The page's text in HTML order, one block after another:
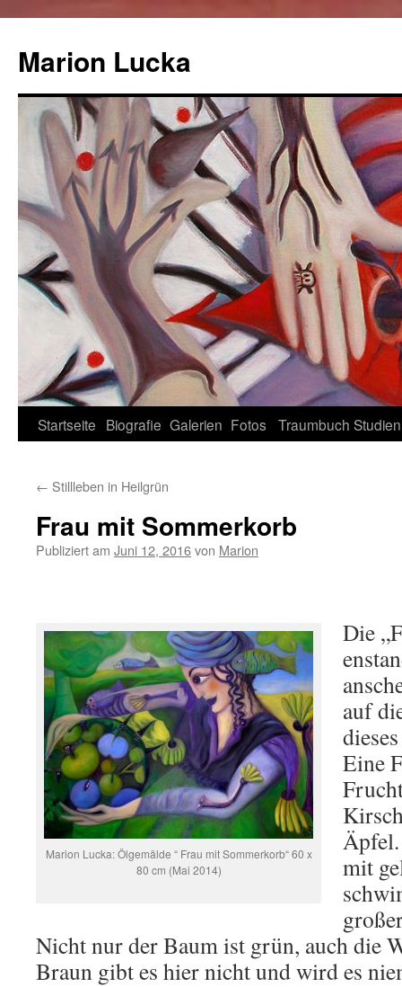
Marion Lucka
Zum
springen
Startseite Biografie Galerien Fotos Traumbuch Studien
← Stillleben in Heilgrün
Frau mit Sommerkorb
Publiziert am Juni 12, 2016von Marion
Marion Lucka: Ölgemälde “ Frau mit Sommerkorb“ 60 x
80 cm (Mai 2014)
Die
auf
Eine
mit
Nicht nur der Baum ist grün, auch die
Braun gibt es hier nicht und wird es